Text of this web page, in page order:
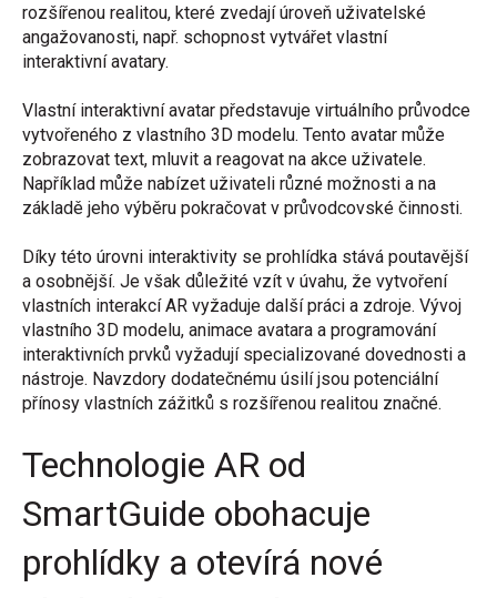
rozšířenou realitou, které zvedají úroveň uživatelské
angažovanosti, např. schopnost vytvářet vlastní
interaktivní avatary.
Vlastní interaktivní avatar představuje virtuálního průvodce
vytvořeného z vlastního 3D modelu. Tento avatar může
zobrazovat text, mluvit a reagovat na akce uživatele.
Například může nabízet uživateli různé možnosti a na
základě jeho výběru pokračovat v průvodcovské činnosti.
Díky této úrovni interaktivity se prohlídka stává poutavější
a osobnější. Je však důležité vzít v úvahu, že vytvoření
vlastních interakcí AR vyžaduje další práci a zdroje. Vývoj
vlastního 3D modelu, animace avatara a programování
interaktivních prvků vyžadují specializované dovednosti a
nástroje. Navzdory dodatečnému úsilí jsou potenciální
přínosy vlastních zážitků s rozšířenou realitou značné.
Technologie AR od
SmartGuide obohacuje
prohlídky a otevírá nové